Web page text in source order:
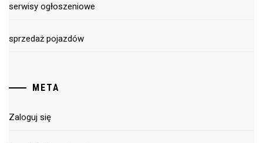
serwisy ogłoszeniowe
sprzedaż pojazdów
META
Zaloguj się